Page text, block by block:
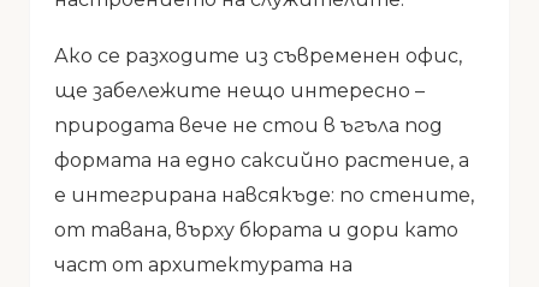
Ако се разходите из съвременен офис,
ще забележите нещо интересно –
природата вече не стои в ъгъла под
формата на едно саксийно растение, а
е интегрирана навсякъде: по стените,
от тавана, върху бюрата и дори като
част от архитектурата на